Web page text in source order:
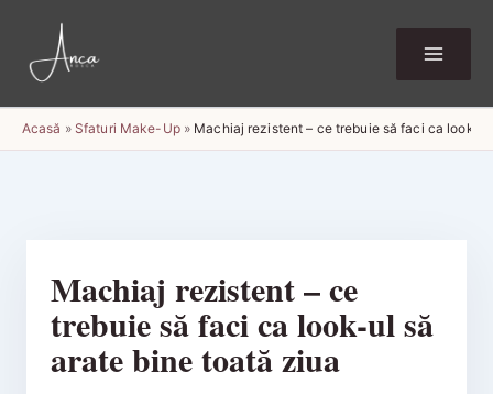
content
Acasă » Sfaturi Make-Up» Machiaj rezistent – ce trebuie să faci ca look-
Machiaj rezistent – ce
trebuie să faci ca look-ul să
arate bine toată ziua